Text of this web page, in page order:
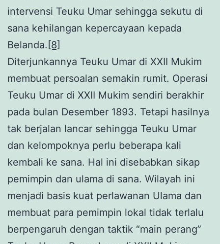
intervensi Teuku Umar sehingga sekutu di
sana kehilangan kepercayaan kepada
Belanda. [8]
Diterjunkannya Teuku Umar di XXII Mukim
membuat persoalan semakin rumit. Operasi
Teuku Umar di XXII Mukim sendiri berakhir
pada bulan Desember 1893. Tetapi hasilnya
tak berjalan lancar sehingga Teuku Umar
dan kelompoknya perlu beberapa kali
kembali ke sana. Hal ini disebabkan sikap
pemimpin dan ulama di sana. Wilayah ini
menjadi basis kuat perlawanan Ulama dan
membuat para pemimpin lokal tidak terlalu
berpengaruh dengan taktik “main perang”